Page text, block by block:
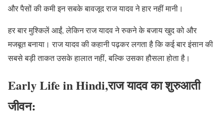
और पैसों की कमी इन सबके बावजूद राज यादव ने हार नहीं मानी।
हर बार मुश्किलें आईं, लेकिन राज यादव ने रुकने के बजाय खुद को और
मजबूत बनाया। राज यादव की कहानी पढ़कर लगता है कि कई बार इंसान की
सबसे बड़ी ताकत उसके हालात नहीं, बल्कि उसका हौसला होता है।
Early Life in Hindi,राज यादव का शुरुआती
जीवन: